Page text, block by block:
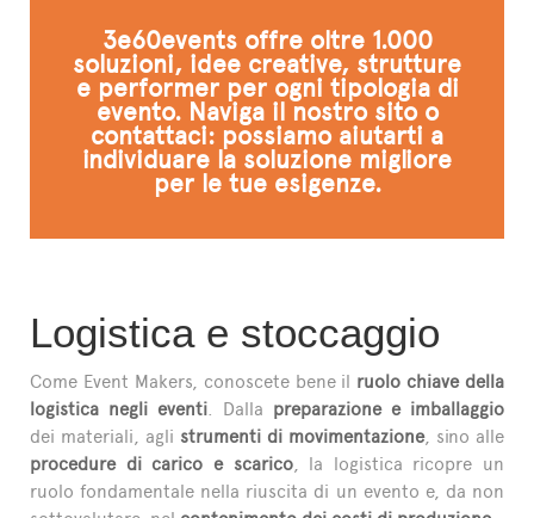
L'ESPERTO RISPONDE
3e60events offre oltre 1.000
soluzioni, idee creative, strutture
e performer per ogni tipologia di
evento. Naviga il nostro sito o
contattaci: possiamo aiutarti a
individuare la soluzione migliore
per le tue esigenze.
Logistica e stoccaggio
Come Event Makers, conoscete bene il ruolo chiave della
logistica negli eventi. Dalla preparazione e imballaggio
dei materiali, agli strumenti di movimentazione, sino alle
procedure di carico e scarico, la logistica ricopre un
ruolo fondamentale nella riuscita di un evento e, da non